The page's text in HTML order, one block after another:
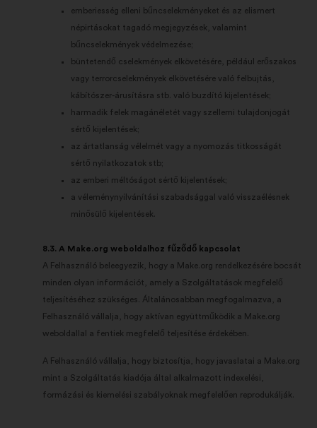
emberiesség elleni bűncselekményeket és az elismert
népirtásokat tagadó megjegyzések, valamint
bűncselekmények védelmezése;
büntetendő cselekmények elkövetésére, például erőszakos
vagy terrorcselekmények elkövetésére való felbujtás,
kábítószer-árusításra stb. való buzdító kijelentések;
harmadik felek magánéletét vagy szellemi tulajdonjogát
sértő kijelentések;
az ártatlanság vélelmét vagy a nyomozás titkosságát
sértő nyilatkozatok stb;
az emberi méltóságot sértő kijelentések;
a véleménynyilvánítási szabadsággal való visszaélésnek
minősülő kijelentések.
8.3. A Make.org weboldalhoz fűződő kapcsolat
A Felhasználó beleegyezik, hogy a Make.org rendelkezésére bocsát
minden olyan információt, amely a Szolgáltatások megfelelő
teljesítéséhez szükséges. Általánosabban megfogalmazva, a
Felhasználó vállalja, hogy aktívan együttműködik a Make.org
weboldallal a fentiek megfelelő teljesítése érdekében.
A Felhasználó vállalja, hogy biztosítja, hogy javaslatai a Make.org
mint a Szolgáltatás kiadója által alkalmazott indexelési,
formázási és kiemelési szabályoknak megfelelően reprodukálják.